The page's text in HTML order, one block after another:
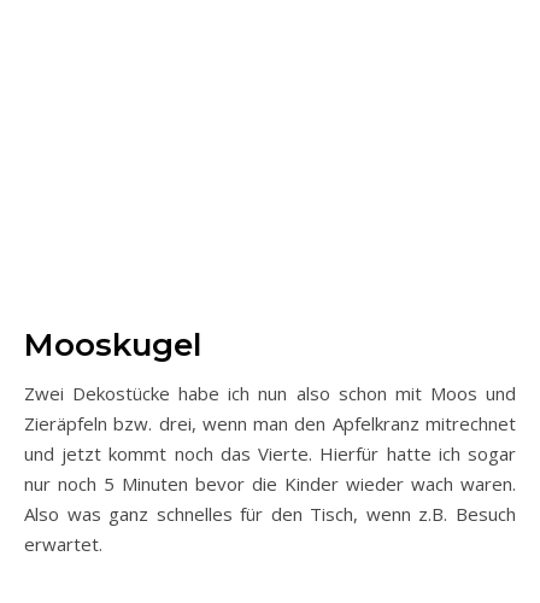
Mooskugel
Zwei Dekostücke habe ich nun also schon mit Moos und
Zieräpfeln bzw. drei, wenn man den Apfelkranz mitrechnet
und jetzt kommt noch das Vierte. Hierfür hatte ich sogar
nur noch 5 Minuten bevor die Kinder wieder wach waren.
Also was ganz schnelles für den Tisch, wenn z.B. Besuch
erwartet.